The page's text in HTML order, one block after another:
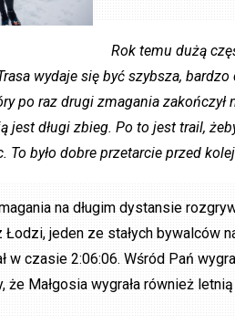
Rok temu dużą
wydaje się być szybsza,
po raz drugi zmagania
jest długi zbieg. Po to jest trail,
było dobre przetarcie przed
na długim dystansie
jeden ze stałych bywalców
w czasie 2:06:06. Wśród Pań
że Małgosia wygrała również